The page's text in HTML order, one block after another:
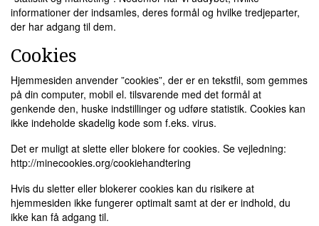
informationer der indsamles, deres formål og hvilke tredjeparter,
der har adgang til dem.
Cookies
Hjemmesiden anvender ”cookies”, der er en tekstfil, som gemmes
på din computer, mobil el. tilsvarende med det formål at
genkende den, huske indstillinger og udføre statistik. Cookies kan
ikke indeholde skadelig kode som f.eks. virus.
Det er muligt at slette eller blokere for cookies. Se vejledning:
http://minecookies.org/cookiehandtering
Hvis du sletter eller blokerer cookies kan du risikere at
hjemmesiden ikke fungerer optimalt samt at der er indhold, du
ikke kan få adgang til.